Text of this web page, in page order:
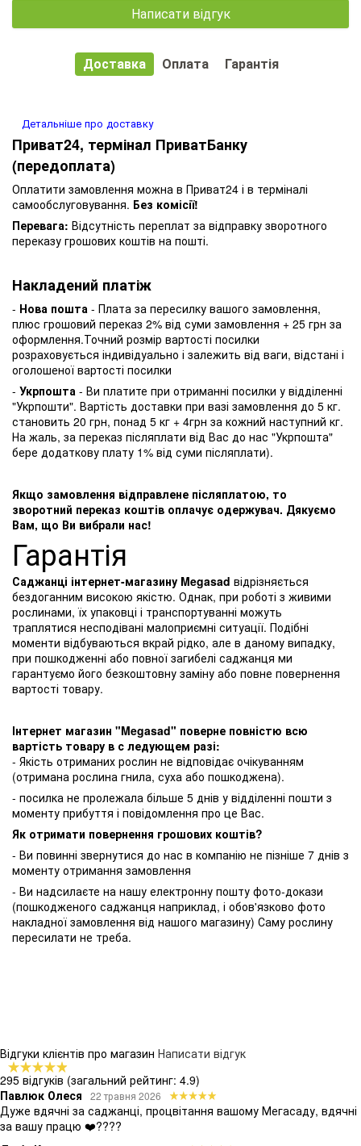
Написати відгук
Доставка Оплата Гарантія
Детальніше про доставку
Приват24, термінал ПриватБанку
(передоплата)
Оплатити замовлення можна в Приват24 і в терміналі
самообслуговування. Без комісії!
Перевага: Відсутність переплат за відправку зворотного
переказу грошових коштів на пошті.
Накладений платіж
- Нова пошта - Плата за пересилку вашого замовлення,
плюс грошовий переказ 2% від суми замовлення + 25 грн за
оформлення.Точний розмір вартості посилки
розраховується індивідуально і залежить від ваги, відстані і
оголошеної вартості посилки
- Укрпошта - Ви платите при отриманні посилки у відділенні
"Укрпошти". Вартість доставки при вазі замовлення до 5 кг.
становить 20 грн, понад 5 кг + 4грн за кожний наступний кг.
На жаль, за переказ післяплати від Вас до нас "Укрпошта"
бере додаткову плату 1% від суми післяплати).
Якщо замовлення відправлене післяплатою, то
зворотний переказ коштів оплачує одержувач. Дякуємо
Вам, що Ви вибрали нас!
Гарантія
Саджанці інтернет-магазину Megasad відрізняється
бездоганним високою якістю. Однак, при роботі з живими
рослинами, їх упаковці і транспортуванні можуть
траплятися несподівані малоприємні ситуації. Подібні
моменти відбуваються вкрай рідко, але в даному випадку,
при пошкодженні або повної загибелі саджанця ми
гарантуємо його безкоштовну заміну або повне повернення
вартості товару.
Інтернет магазин "Megasad" поверне повністю всю
вартість товару в с ледующем разі:
- Якість отриманих рослин не відповідає очікуванням
(отримана рослина гнила, суха або пошкоджена).
- посилка не пролежала більше 5 днів у відділенні пошти з
моменту прибуття і повідомлення про це Вас.
Як отримати повернення грошових коштів?
- Ви повинні звернутися до нас в компанію не пізніше 7 днів з
моменту отримання замовлення
- Ви надсилаєте на нашу електронну пошту фото-докази
(пошкодженого саджанця наприклад, і обов'язково фото
накладної замовлення від нашого магазину) Саму рослину
пересилати не треба.
Відгуки клієнтів про магазин Написати відгук
295 відгуків (загальний рейтинг: 4.9)
Павлюк Олеся
22 травня 2026
Дуже вдячні за саджанці, процвітання вашому Мегасаду, вдячні
за вашу працю ❤️????